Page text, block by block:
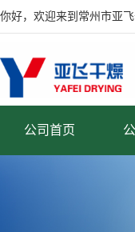
你好，欢迎来到常州市亚
公司首页